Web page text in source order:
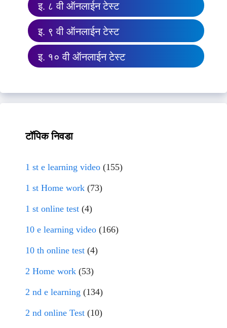
इ. ८ वी ऑनलाईन टेस्ट
इ. ९ वी ऑनलाईन टेस्ट
इ. १० वी ऑनलाईन टेस्ट
टॉपिक निवडा
1 st e learning video (155)
1 st Home work (73)
1 st online test (4)
10 e learning video (166)
10 th online test (4)
2 Home work (53)
2 nd e learning (134)
2 nd online Test (10)